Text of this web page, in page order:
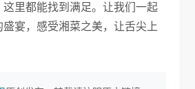
里都能找到满足。让我们一起
宴，感受湘菜之美，让舌尖上